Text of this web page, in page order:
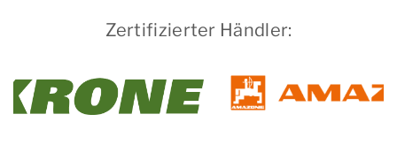
Zertifizierter Händler: